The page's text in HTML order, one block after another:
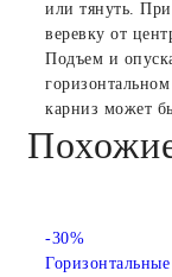
или тянуть.
веревку от
Подъем и
карниз может
-30%